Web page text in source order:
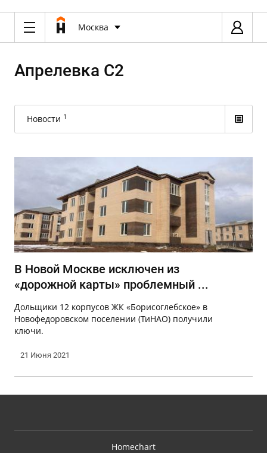
Москва
Апрелевка С2
Новости 1
В Новой Москве исключен из
«дорожной карты» проблемный ...
Дольщики 12 корпусов ЖК «Борисоглебское» в
Новофедоровском поселении (ТиНАО) получили
ключи.
21 Июня 2021
Homechart